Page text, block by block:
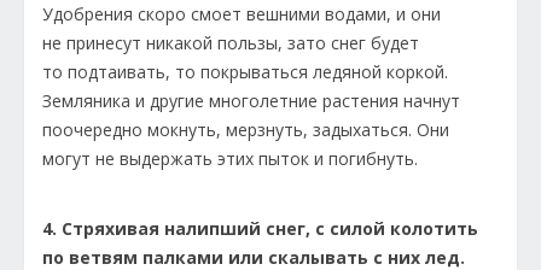
Удобрения скоро смоет вешними водами, и они
не принесут никакой пользы, зато снег будет
то подтаивать, то покрываться ледяной коркой.
Земляника и другие многолетние растения начнут
поочередно мокнуть, мерзнуть, задыхаться. Они
могут не выдержать этих пыток и погибнуть.
4. Стряхивая налипший снег, с силой колотить
по ветвям палками или скалывать с них лед.